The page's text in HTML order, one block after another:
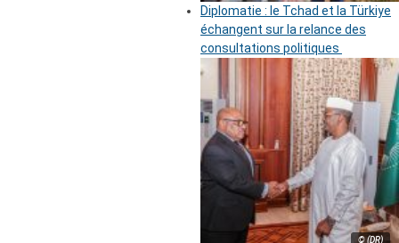
Diplomatie : le Tchad et la Türkiye
échangent sur la relance des
consultations politiques
© (DR)